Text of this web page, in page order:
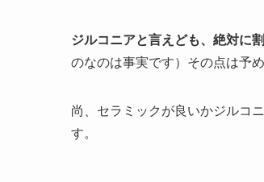
ジルコニアと言えども、 絶対に
のなのは事実です）その点は予
尚、セラミックが良いかジルコ
す。